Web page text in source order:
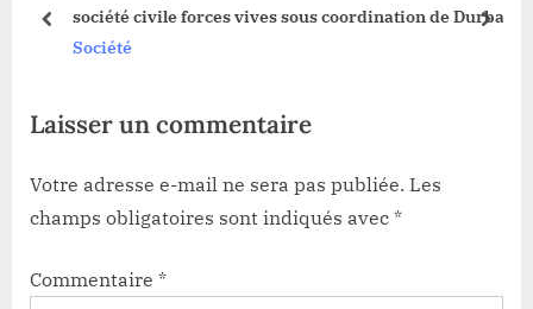
::
société civile forces vives sous coordination de Durba
Société
prev next
Laisser un commentaire
Votre adresse e-mail ne sera pas publiée. Les
champs obligatoires sont indiqués avec *
Commentaire *